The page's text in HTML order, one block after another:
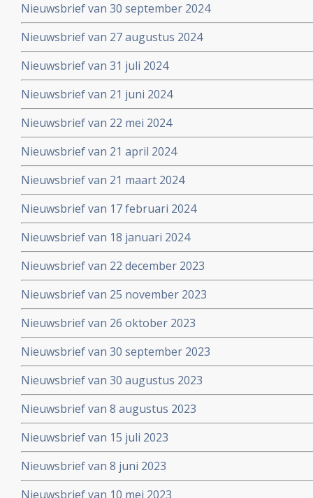
Nieuwsbrief van 30 september 2024
Nieuwsbrief van 27 augustus 2024
Nieuwsbrief van 31 juli 2024
Nieuwsbrief van 21 juni 2024
Nieuwsbrief van 22 mei 2024
Nieuwsbrief van 21 april 2024
Nieuwsbrief van 21 maart 2024
Nieuwsbrief van 17 februari 2024
Nieuwsbrief van 18 januari 2024
Nieuwsbrief van 22 december 2023
Nieuwsbrief van 25 november 2023
Nieuwsbrief van 26 oktober 2023
Nieuwsbrief van 30 september 2023
Nieuwsbrief van 30 augustus 2023
Nieuwsbrief van 8 augustus 2023
Nieuwsbrief van 15 juli 2023
Nieuwsbrief van 8 juni 2023
Nieuwsbrief van 10 mei 2023